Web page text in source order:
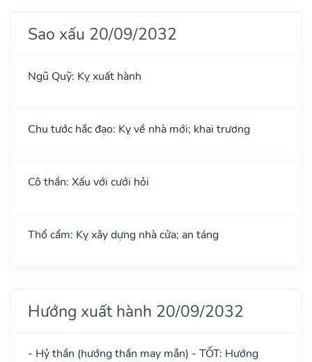
Sao xấu 20/09/2032
Ngũ Quỹ: Kỵ xuất hành
Chu tước hắc đạo: Kỵ về nhà mới; khai trương
Cô thần: Xấu với cưới hỏi
Thổ cẩm: Kỵ xây dựng nhà cửa; an táng
Hướng xuất hành 20/09/2032
- Hỷ thần (hướng thần may mắn) - TỐT: Hướng